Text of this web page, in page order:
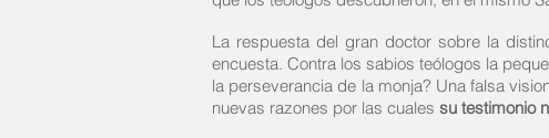
La respuesta del gran doctor sobre la
encuesta. Contra los sabios teólogos la
la perseverancia de la monja? Una falsa
nuevas razones por las cuales su testimonio